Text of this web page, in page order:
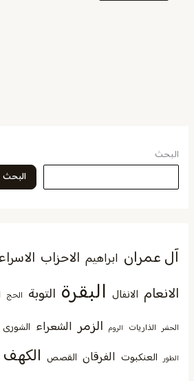
البحث
البحث
آل عمران ابراهيم الاحزاب
الانعام الانفال البقرة التوبة الحج
الحشر الذاريات الروم الزمر الشعراء الشورى
الطور العنكبوت الفرقان القصص الكهف